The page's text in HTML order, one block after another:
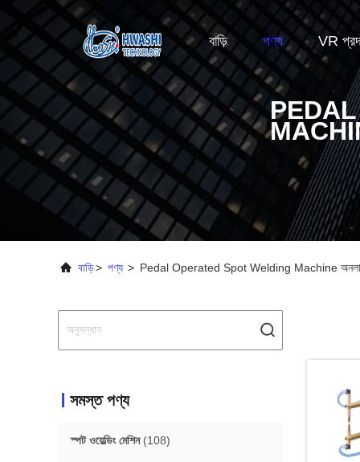
বাড়ি পণ্য VR
বাড়ি> পণ্য > Pedal Operated Spot Welding Machine
সমস্ত পণ্য
স্পট ওয়েল্ডিং মেশিন(108)